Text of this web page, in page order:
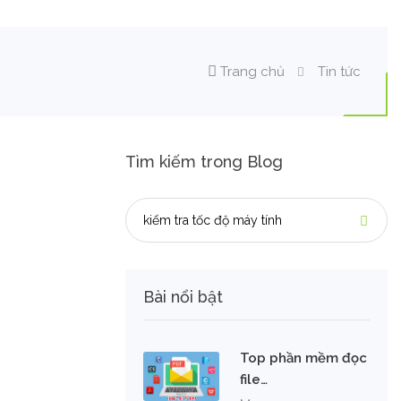
Trang chủ Tin tức
Tìm kiếm trong Blog
Bài nổi bật
Top phần mềm đọc
file…